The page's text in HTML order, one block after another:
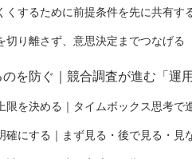
くするために前提条件を先に共有す
切り離さず、意思決定までつなげる
を防ぐ｜競合調査が進む「運
限を決める｜タイムボックス思考で
確にする｜まず見る・後で見る・見